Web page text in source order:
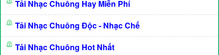
Tải Nhạc Chuông Hay Miễn Phí
Tải Nhạc Chuông Độc - Nhạc Chế
Tải Nhạc Chuông Hot Nhất